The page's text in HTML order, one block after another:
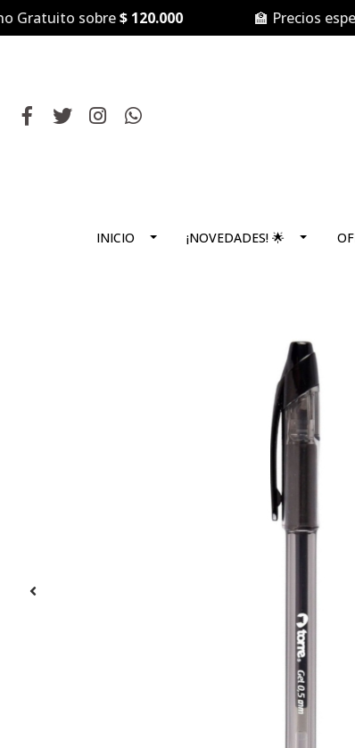
sobre$ 120.000 🏫 Precios
INICIO ¡NOVEDADES! 🌟